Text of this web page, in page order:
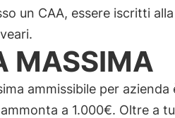
un CAA, essere iscritti
MASSIMA
ammissibile per
a 1.000€. Oltre a